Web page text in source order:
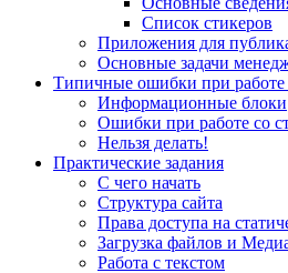
Список стикеров
Приложения для
Основные задачи
Типичные ошибки при работе
Информационные блоки
Ошибки при работе со
Нельзя делать!
Практические задания
С чего начать
Структура сайта
Права доступа на
Загрузка файлов и
Работа с текстом